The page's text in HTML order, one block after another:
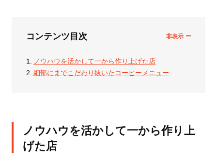
コンテンツ目次
ノウハウを活かして一から作り上げた店
細部にまでこだわり抜いたコーヒーメニュー
ノウハウを活かして一から作り上
げた店